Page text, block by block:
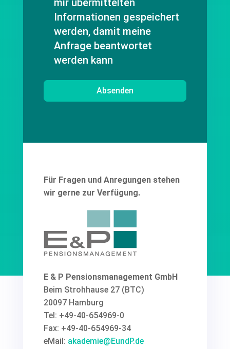
mir übermittelten
Informationen gespeichert
werden, damit meine
Anfrage beantwortet
werden kann
Absenden
Für Fragen und Anregungen stehen
wir gerne zur Verfügung.
E & P Pensionsmanagement GmbH
Beim Strohhause 27 (BTC)
20097 Hamburg
Tel: +49-40-654969-0
Fax: +49-40-654969-34
eMail: akademie@EundP.de